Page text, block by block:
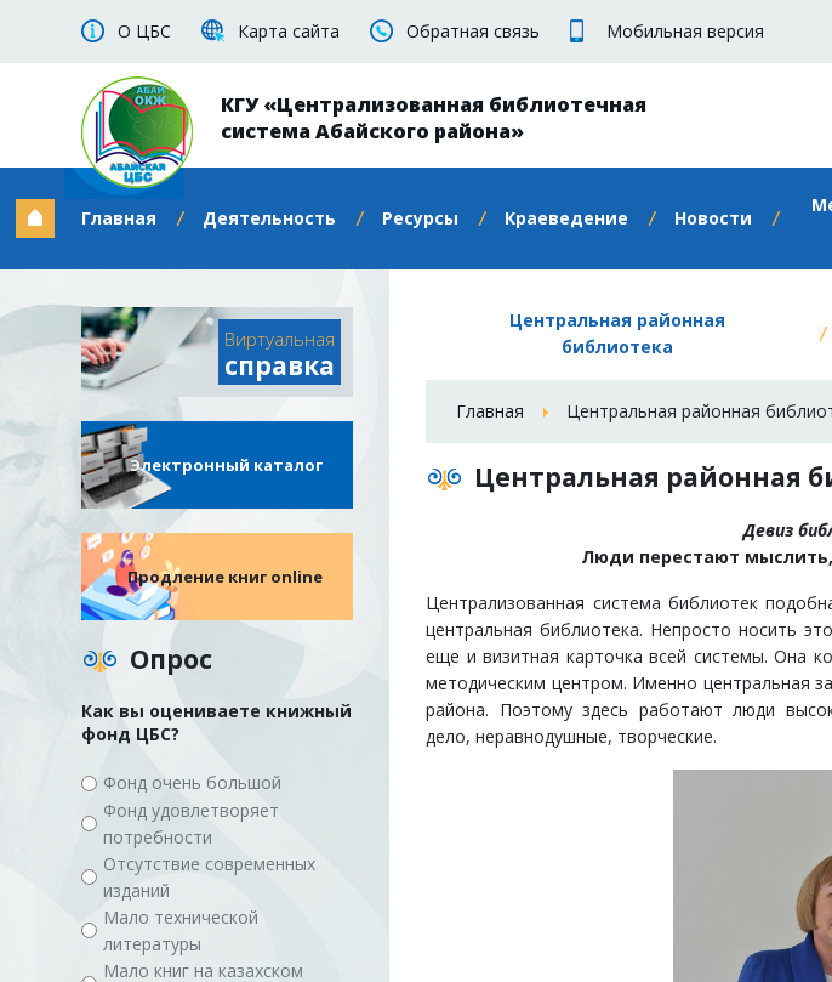
О ЦБС Карта сайта Обратная связь Мобильная версия
КГУ «Централизованная библиотечная
система Абайского района»
Главная Деятельность Ресурсы Краеведение Новости
Виртуальная
справка
Электронный каталог
Продление книг online
Опрос
Как вы оцениваете книжный
фонд ЦБС?
Фонд очень большой
Фонд удовлетворяет
потребности
Отсутствие современных
изданий
Мало технической
литературы
Мало книг на казахском
Центральная районная
библиотека
Главная Центральная районная
Центральная районная
Девиз
Люди перестают
Централизованная система библиотек
центральная библиотека. Непросто носить
еще и визитная карточка всей системы. Она
методическим центром. Именно центральная
района. Поэтому здесь работают люди
дело, неравнодушные, творческие.